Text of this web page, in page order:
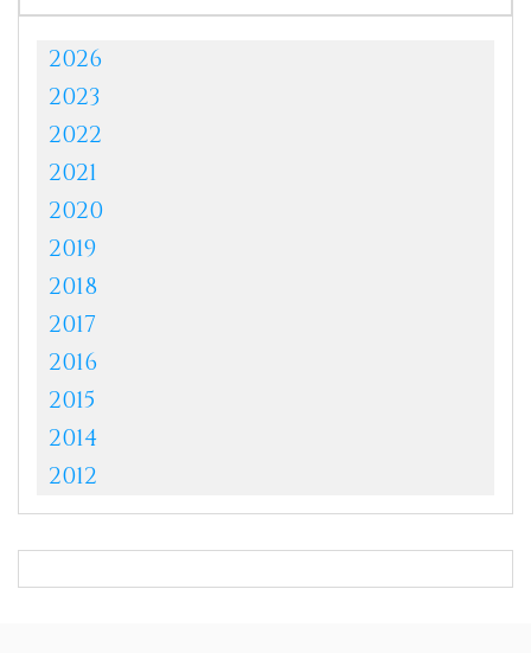
2026
2023
2022
2021
2020
2019
2018
2017
2016
2015
2014
2012